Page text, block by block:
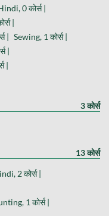
0 कोर्स |
|
| Sewing, 1 कोर्स |
|
|
3 कोर्स
13 कोर्स
2 कोर्स |
1 कोर्स |